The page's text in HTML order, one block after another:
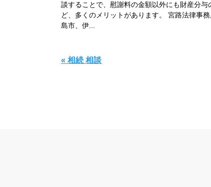
談することで、慰謝料の金額以外にも財産分
ど、多くのメリットがあります。 宮路法律事
島市、伊...
« 相続 相談